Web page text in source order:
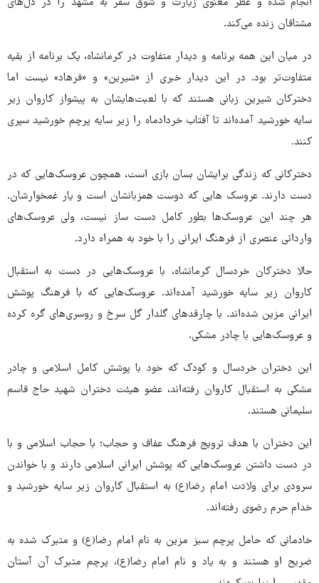
مشتاقان زنده می‌کند.
در میان این همه برنامه و دیدار متفاوت در کرمانشاه، یک برنامه از بقیه
متفاوت‌تر بود. در این دیدار خبری از «شیرین» و «فرهاد» نیست اما
دخترکان شیرین زبانی هستند که با لعبت‌هایشان به پیشواز کاروان زیر
سایه خورشید آمده‌اند تا آفتاب خردادماه را زیر سایه پرچم خورشید سپری
کنند.
دخترکانی که زندگی برایشان بسان بازی است، همچون عروسک‌هایی که در
دست دارند. عروسک هایی که دوست همزبانشان است و یار غمخوارشان.
هر چند این عروسک‌ها بطور کامل دست ساز نیست، ولی عروسک‌های
وارداتی عنصری از فرهنگ ایرانی را با خود به همراه دارد.
حالا دخترکان خردسال کرمانشاه، با عروسک‌هایی در دست به استقبال
کاروان زیر سایه خورشید آمده‌اند. عروسک‌هایی که با فرهنگ پوشش
ایرانی مزین شده‌اند. با چارقدهای گلدار گل سرخ و روسری‌های گره کرده
و عروسک‌هایی با چادر مشکی.
این دختران خردسال و کودک که خود با پوشش کامل اسلامی و چادر
مشکی به استقبال کاروان رفته‌اند، عضو هیئت دختران شهید حاج قاسم
سلیمانی هستند.
این دختران با هدف ترویج فرهنگ عفاف و حجاب؛ با حجاب اسلامی و با
در دست داشتن عروسک‌هایی که پوشش ایرانی اسلامی دارند و با خواندن
سرودی برای ولادت امام رضا(ع) به استقبال کاروان زیر سایه خورشید و
خدام حرم رضوی رفته‌اند.
خادمانی که حامل پرچم سبز مزین به نام امام رضا(ع) و متبرک شده به
ضریح او هستند و به یاد و نام امام رضا(ع)، پرچم متبرک آن آستان